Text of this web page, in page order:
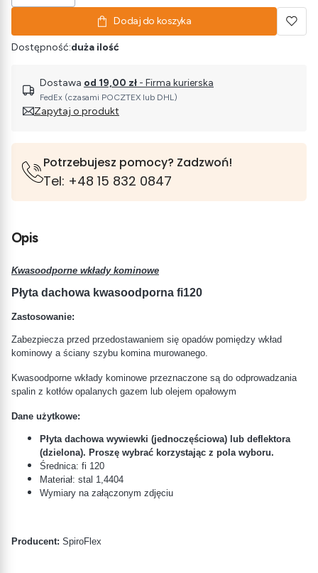
Dodaj do koszyka
Dostępność:duża ilość
Dostawa od 19,00 zł - Firma kurierska
FedEx (czasami POCZTEX lub DHL)
Zapytaj o produkt
Potrzebujesz pomocy? Zadzwoń!
Tel: +48 15 832 0847
Opis
Kwasoodporne wkłady kominowe
Płyta dachowa kwasoodporna fi120
Zastosowanie:
Zabezpiecza przed przedostawaniem się opadów pomiędzy wkład
kominowy a ściany szybu komina murowanego.
Kwasoodporne wkłady kominowe przeznaczone są do odprowadzania
spalin z kotłów opalanych gazem lub olejem opałowym
Dane użytkowe:
Płyta dachowa wywiewki (jednoczęściowa) lub deflektora
(dzielona). Proszę wybrać korzystając z pola wyboru.
Średnica: fi 120
Materiał: stal 1,4404
Wymiary na załączonym zdjęciu
Producent: SpiroFlex